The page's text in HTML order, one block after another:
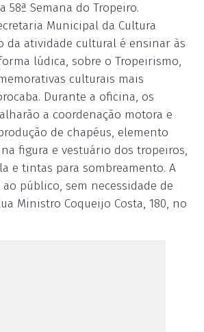
58ª Semana do Tropeiro.
Municipal da Cultura
da atividade cultural é ensinar às
lúdica, sobre o Tropeirismo,
culturais mais
Durante a oficina, os
a coordenação motora e
de chapéus, elemento
figura e vestuário dos tropeiros,
e tintas para sombreamento. A
público, sem necessidade de
Ministro Coqueijo Costa, 180, no